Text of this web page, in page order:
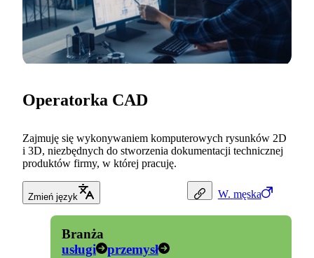
W. męska
Operatorka CAD
Zajmuję się wykonywaniem komputerowych rysunków 2D
i 3D, niezbędnych do stworzenia dokumentacji technicznej
produktów firmy, w której pracuję.
Zmień język
Branża
usługi
przemysł